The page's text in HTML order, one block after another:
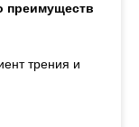
преимуществ
трения и